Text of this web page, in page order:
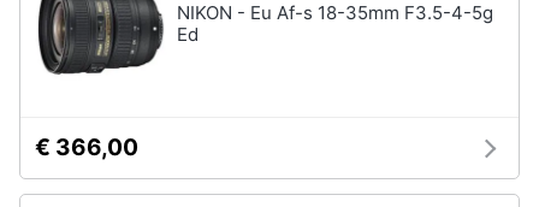
NIKON - Eu Af-s 18-35mm F3.5-4-5g
Ed
€ 366,00